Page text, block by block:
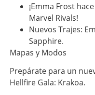
¡Emma Frost
Marvel Rivals!
Nuevos Trajes:
Sapphire.
Mapas y Modos
Prepárate para un
Hellfire Gala: Krakoa.